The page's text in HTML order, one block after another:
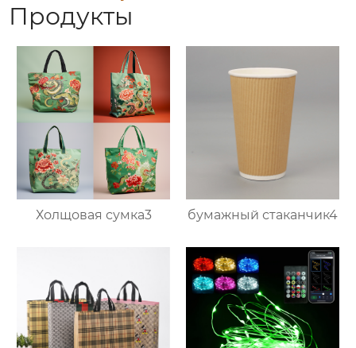
Продукты
Холщовая сумка3 бумажный стаканчик4